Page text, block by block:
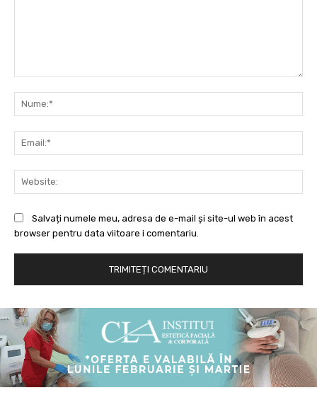
Salvați numele meu, adresa de e-mail și site-ul web în acest
browser pentru data viitoare i comentariu.